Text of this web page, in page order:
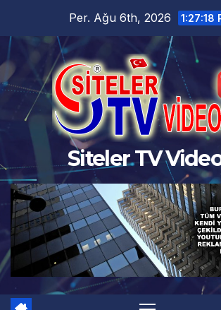
content
Per. Ağu 6th, 2026 1:27:18
Siteler TV